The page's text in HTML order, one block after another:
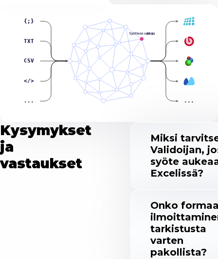
{;}
TXT
CSV
</>
...
Syötteen validoija
...
Kysymykset
ja
vastaukset
Miksi
Validoijan,
syöte
Excelissä?
Onko
tarkistusta
varten
pakollista?